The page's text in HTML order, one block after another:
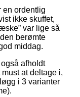
en ordentlig
ikke skuffet,
var lige så
berømte
middag.
afholdt
at deltage i,
i 3 varianter